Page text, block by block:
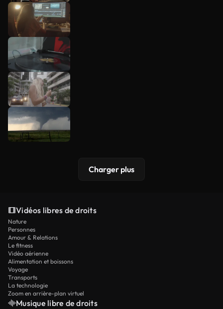
Charger plus
Vidéos libres de droits
Nature
Personnes
Amour & Relations
Le fitness
Vidéo aérienne
Alimentation et boissons
Voyage
Transports
La technologie
Zoom en arrière-plan virtuel
Musique libre de droits